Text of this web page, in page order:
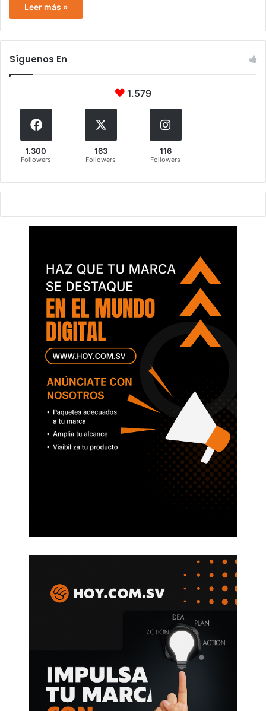
Leer más »
Síguenos En
1.579
1.300
Followers
163
Followers
116
Followers